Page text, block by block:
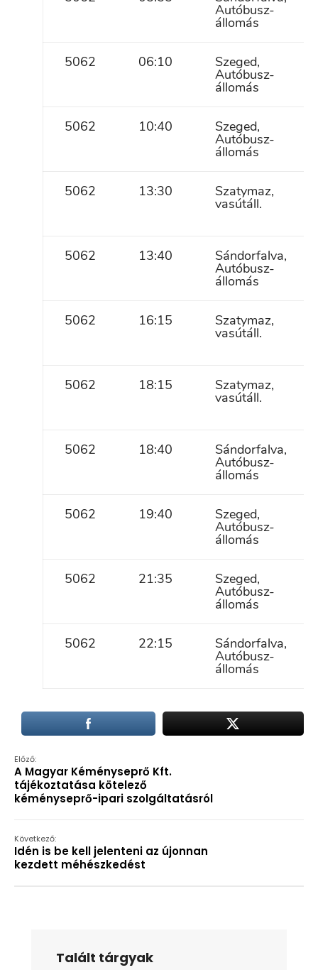
Autóbusz-
állomás
5062 06:10 Szeged,
Autóbusz-
állomás
5062 10:40 Szeged,
Autóbusz-
állomás
5062 13:30 Szatymaz,
vasútáll.
5062 13:40 Sándorfalva,
Autóbusz-
állomás
5062 16:15 Szatymaz,
vasútáll.
5062 18:15 Szatymaz,
vasútáll.
5062 18:40 Sándorfalva,
Autóbusz-
állomás
5062 19:40 Szeged,
Autóbusz-
állomás
5062 21:35 Szeged,
Autóbusz-
állomás
5062 22:15 Sándorfalva,
Autóbusz-
állomás
Előző:
A Magyar Kéményseprő Kft.
tájékoztatása kötelező
kéményseprő-ipari szolgáltatásról
Következő:
Idén is be kell jelenteni az újonnan
kezdett méhészkedést
Talált tárgyak